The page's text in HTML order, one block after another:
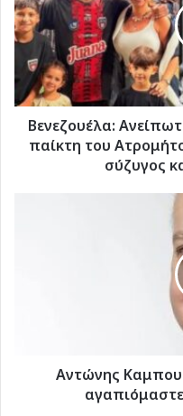
για
τον
πρώην
παίκτη
του
Ατρομήτου
Λούκας
Τρέχο
Βενεζουέλα:
παίκτη του
σύζυγος
Αντώνης
αγαπιόμαστε